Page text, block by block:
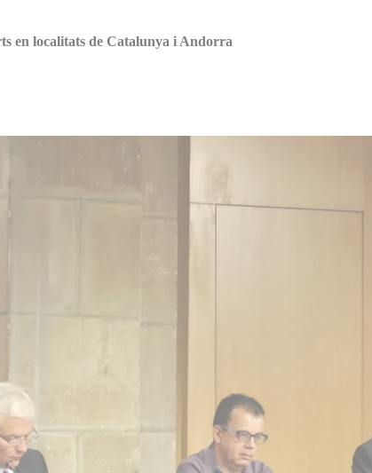
en localitats de Catalunya i Andorra